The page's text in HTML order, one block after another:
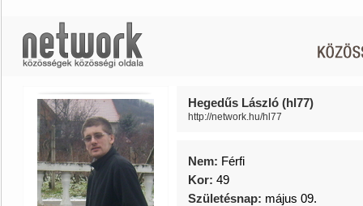
Hegedűs László (hl77)
http://network.hu/hl77
Nem: Férfi
Kor: 49
Születésnap: május 09.